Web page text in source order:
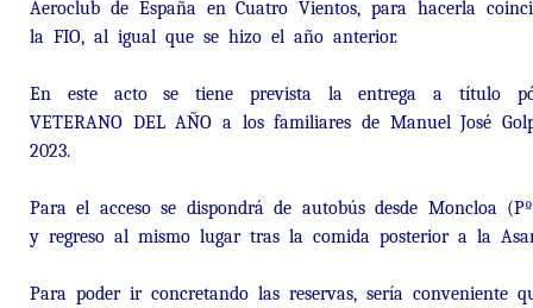
Aeroclub de España en Cuatro Vientos, para hacerla
la FIO, al igual que se hizo el año anterior.
En este acto se tiene prevista la entrega a título
VETERANO DEL AÑO a los familiares de Manuel José
2023.
Para el acceso se dispondrá de autobús desde Moncloa
y regreso al mismo lugar tras la comida posterior a la
Para poder ir concretando las reservas, sería conveniente